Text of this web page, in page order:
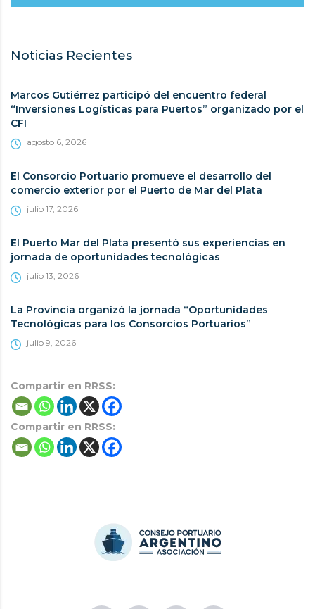
Noticias Recientes
Marcos Gutiérrez participó del encuentro federal
“Inversiones Logísticas para Puertos” organizado por el
CFI
agosto 6, 2026
El Consorcio Portuario promueve el desarrollo del
comercio exterior por el Puerto de Mar del Plata
julio 17, 2026
El Puerto Mar del Plata presentó sus experiencias en
jornada de oportunidades tecnológicas
julio 13, 2026
La Provincia organizó la jornada “Oportunidades
Tecnológicas para los Consorcios Portuarios”
julio 9, 2026
Compartir en RRSS:
Compartir en RRSS: